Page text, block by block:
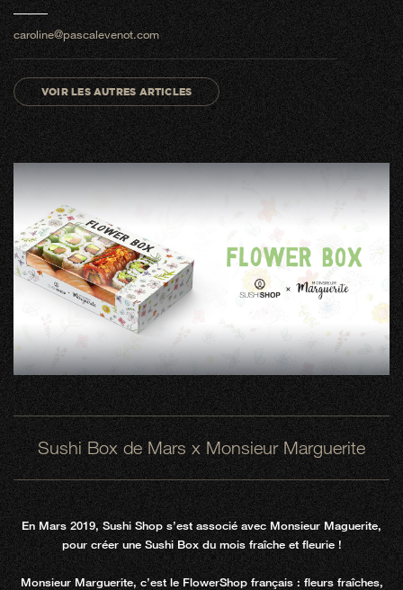
caroline@pascalevenot.com
VOIR LES AUTRES ARTICLES
Sushi Box de Mars x Monsieur Marguerite
En Mars 2019, Sushi Shop s’est associé avec Monsieur Maguerite,
pour créer une Sushi Box du mois fraîche et fleurie !
Monsieur Marguerite, c’est le FlowerShop français : fleurs fraîches,